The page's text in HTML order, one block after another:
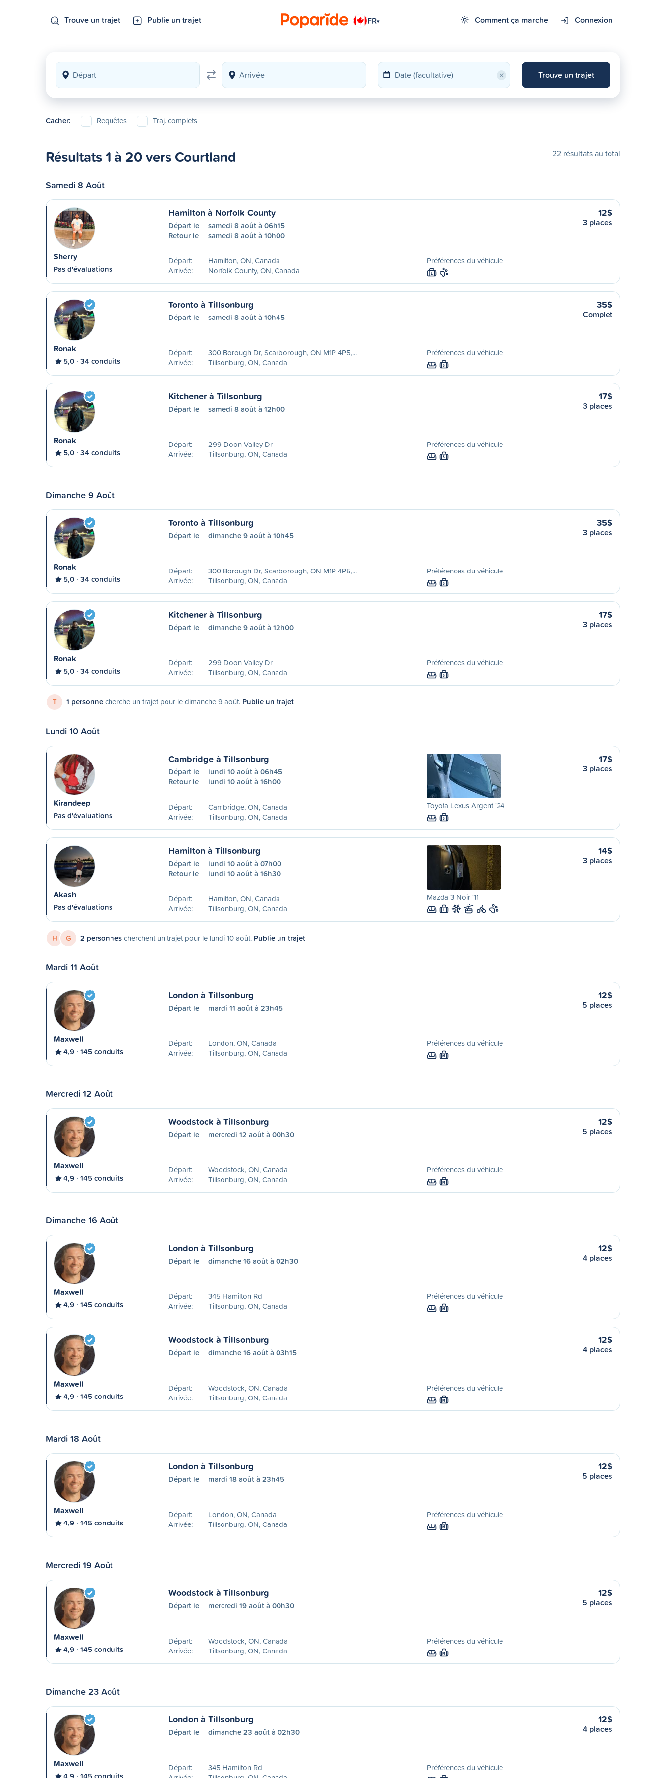
Trouve un trajet Publie un trajet FR▾ Comment ça marche Connexion
× Trouve un trajet
Cacher: Requêtes Traj. complets
Résultats 1 à 20 vers Courtland 22 résultats au total
Samedi 8 Août
Sherry
Pas d'évaluations
Hamilton à Norfolk County
Départ le
samedi 8 août à 06h15
Retour le
samedi 8 août à 10h00
Départ:
Hamilton, ON, Canada
Arrivée:
Norfolk County, ON, Canada
Préférences du véhicule
L
12$
3 places
Ronak
5,0 34 conduits
Toronto à Tillsonburg
Départ le samedi 8 août à 10h45
Départ:
300 Borough Dr, Scarborough, ON M1P 4P5,...
Arrivée:
Tillsonburg, ON, Canada
Préférences du véhicule
S
35$
Complet
Ronak
5,0 34 conduits
Kitchener à Tillsonburg
Départ le samedi 8 août à 12h00
Départ:
299 Doon Valley Dr
Arrivée:
Tillsonburg, ON, Canada
Préférences du véhicule
S
17$
3 places
Dimanche 9 Août
Ronak
5,0 34 conduits
Toronto à Tillsonburg
Départ le dimanche 9 août à 10h45
Départ:
300 Borough Dr, Scarborough, ON M1P 4P5,...
Arrivée:
Tillsonburg, ON, Canada
Préférences du véhicule
S
35$
3 places
Ronak
5,0 34 conduits
Kitchener à Tillsonburg
Départ le dimanche 9 août à 12h00
Départ:
299 Doon Valley Dr
Arrivée:
Tillsonburg, ON, Canada
Préférences du véhicule
S
17$
3 places
T 1 personnecherche un trajet pour le dimanche 9 août. Publie un trajet
Lundi 10 Août
Kirandeep
Pas d'évaluations
Cambridge à Tillsonburg
Départ le
lundi 10 août à 06h45
Retour le
lundi 10 août à 16h00
Départ:
Cambridge, ON, Canada
Arrivée:
Tillsonburg, ON, Canada
Toyota Lexus Argent '24
S
17$
3 places
Akash
Pas d'évaluations
Hamilton à Tillsonburg
Départ le
lundi 10 août à 07h00
Retour le
lundi 10 août à 16h30
Départ:
Hamilton, ON, Canada
Arrivée:
Tillsonburg, ON, Canada
Mazda 3 Noir '11
L
14$
3 places
H G 2 personnescherchent un trajet pour le lundi 10 août. Publie un trajet
Mardi 11 Août
Maxwell
4,9 145 conduits
London à Tillsonburg
Départ le mardi 11 août à 23h45
Départ:
London, ON, Canada
Arrivée:
Tillsonburg, ON, Canada
Préférences du véhicule
M
12$
5 places
Mercredi 12 Août
Maxwell
4,9 145 conduits
Woodstock à Tillsonburg
Départ le mercredi 12 août à 00h30
Départ:
Woodstock, ON, Canada
Arrivée:
Tillsonburg, ON, Canada
Préférences du véhicule
M
12$
5 places
Dimanche 16 Août
Maxwell
4,9 145 conduits
London à Tillsonburg
Départ le dimanche 16 août à 02h30
Départ:
345 Hamilton Rd
Arrivée:
Tillsonburg, ON, Canada
Préférences du véhicule
M
12$
4 places
Maxwell
4,9 145 conduits
Woodstock à Tillsonburg
Départ le dimanche 16 août à 03h15
Départ:
Woodstock, ON, Canada
Arrivée:
Tillsonburg, ON, Canada
Préférences du véhicule
M
12$
4 places
Mardi 18 Août
Maxwell
4,9 145 conduits
London à Tillsonburg
Départ le mardi 18 août à 23h45
Départ:
London, ON, Canada
Arrivée:
Tillsonburg, ON, Canada
Préférences du véhicule
M
12$
5 places
Mercredi 19 Août
Maxwell
4,9 145 conduits
Woodstock à Tillsonburg
Départ le mercredi 19 août à 00h30
Départ:
Woodstock, ON, Canada
Arrivée:
Tillsonburg, ON, Canada
Préférences du véhicule
M
12$
5 places
Dimanche 23 Août
Maxwell
4,9 145 conduits
London à Tillsonburg
Départ le dimanche 23 août à 02h30
Départ:
345 Hamilton Rd
Préférences du véhicule
12$
4 places